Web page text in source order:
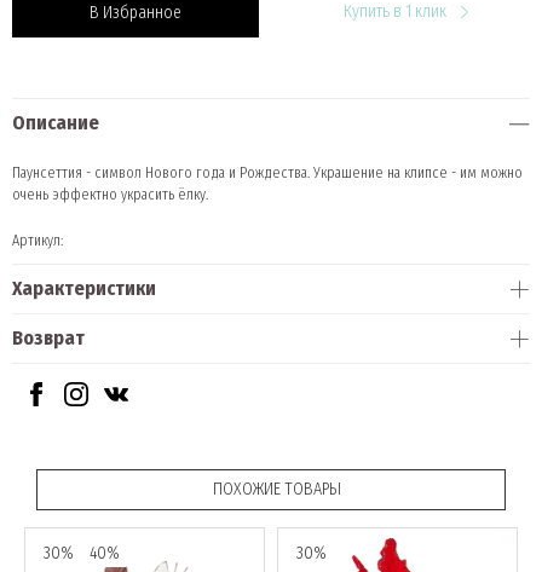
В Избранное Купить в 1 клик
Описание
Паунсеттия - символ Нового года и Рождества. Украшение на клипсе - им можно
очень эффектно украсить ёлку.
Артикул:
Характеристики
Возврат
ПОХОЖИЕ ТОВАРЫ
30% 40% 30%